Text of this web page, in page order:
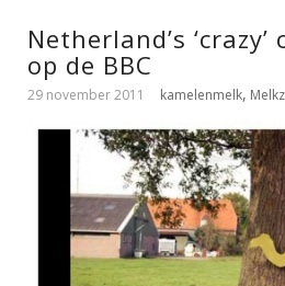
Netherland’s
op de BBC
29 november 2011 kamelenmelk,